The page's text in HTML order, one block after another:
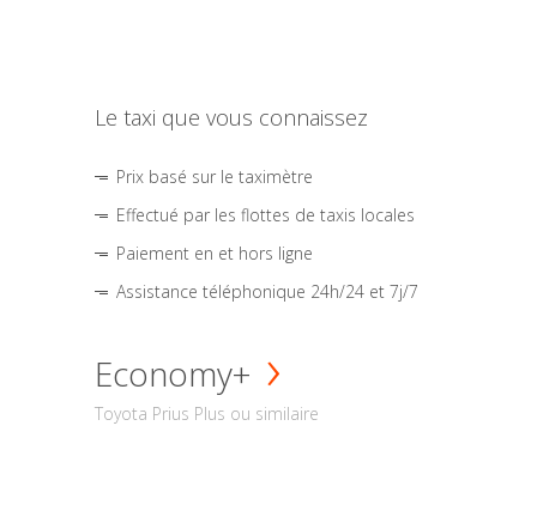
Le taxi que vous connaissez
Prix basé sur le taximètre
Effectué par les flottes de taxis locales
Paiement en et hors ligne
Assistance téléphonique 24h/24 et 7j/7
Economy+
Toyota Prius Plus ou similaire